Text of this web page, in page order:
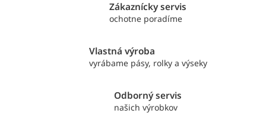
Zákaznícky servis
ochotne poradíme
Vlastná výroba
vyrábame pásy, rolky a výseky
Odborný servis
našich výrobkov